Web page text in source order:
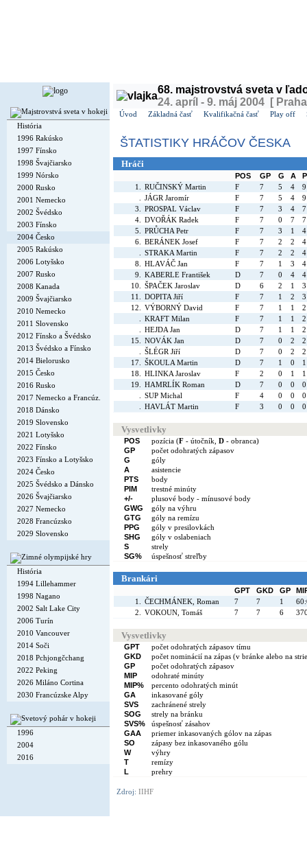
História
1996 Rakúsko
1997 Fínsko
1998 Švajčiarsko
1999 Nórsko
2000 Rusko
2001 Nemecko
2002 Švédsko
2003 Fínsko
2004 Česko
2005 Rakúsko
2006 Lotyšsko
2007 Rusko
2008 Kanada
2009 Švajčiarsko
2010 Nemecko
2011 Slovensko
2012 Fínsko a Švédsko
2013 Švédsko a Fínsko
2014 Bielorusko
2015 Česko
2016 Rusko
2017 Nemecko a Francúz.
2018 Dánsko
2019 Slovensko
2021 Lotyšsko
2022 Fínsko
2023 Fínsko a Lotyšsko
2024 Česko
2025 Švédsko a Dánsko
2026 Švajčiarsko
2027 Nemecko
2028 Francúzsko
2029 Slovensko
História
1994 Lillehammer
1998 Nagano
2002 Salt Lake City
2006 Turín
2010 Vancouver
2014 Soči
2018 Pchjongčchang
2022 Peking
2026 Miláno Cortina
2030 Francúzske Alpy
1996
2004
2016
68. majstrovstvá sveta v
24. apríl - 9. máj 2004 [ Praha
Úvod Základná časť Kvalifikačná časť Play off
ŠTATISTIKY HRÁČOV ČESKA
Hráči
POS GP G A
1.
RUČINSKÝ Martin F 7 5 4
9
JÁGR Jaromír F 7 5 4
9
3.
PROSPAL Václav F 7 3 4
7
4.
DVOŘÁK Radek F 7 0 7
7
5.
PRŮCHA Petr F 7 3 1
4
6.
BERÁNEK Josef F 7 2 2
4
STRAKA Martin F 7 2 2
4
8.
HLAVÁČ Jan F 7 1 3
4
9.
KABERLE František D 7 0 4
4
10.
ŠPAČEK Jaroslav D 6 2 1
3
11.
DOPITA Jiří F 7 1 2
3
12.
VÝBORNÝ David F 7 1 1
2
KRAFT Milan F 7 1 1
2
HEJDA Jan D 7 1 1
2
15.
NOVÁK Jan D 7 0 2
2
ŠLÉGR Jiří D 7 0 2
2
17.
ŠKOULA Martin D 7 1 0
1
18.
HLINKA Jaroslav F 2 0 1
1
19.
HAMRLÍK Roman D 7 0 0
0
SUP Michal F 4 0 0
0
HAVLÁT Martin F 3 0 0 0
Vysvetlivky
POS pozícia (F - útočník, D - obranca)
GP
počet odohratých zápasov
G
góly
A
asistencie
PTS
body
PIM
trestné minúty
+/-
plusové body - mínusové body
GWG
góly na výhru
GTG
góly na remízu
PPG
góly v presilovkách
SHG
góly v oslabeniach
S
strely
SG%
úspešnosť streľby
Brankári
GPT GKD GP
1.
ČECHMÁNEK, Roman 7 7 1
2.
VOKOUN, Tomáš 7 7 6
Vysvetlivky
GPT
počet odohratých zápasov tímu
GKD
počet nominácií na zápas (v bránke alebo na
GP
počet odohratých zápasov
MIP
odohraté minúty
MIP%
percento odohratých minút
GA
inkasované góly
SVS
zachránené strely
SOG
strely na bránku
SVS%
úspešnosť zásahov
GAA
priemer inkasovaných gólov na zápas
SO
zápasy bez inkasovaného gólu
W
výhry
T
remízy
L
prehry
Zdroj: IIHF